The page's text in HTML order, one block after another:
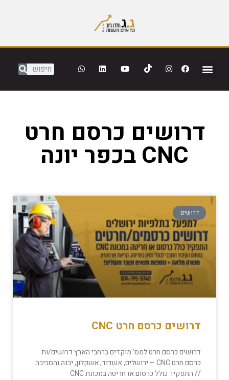
דרושים כרסם חרט
CNC בכפר יונה
דרושים
דרושים כרסם חרט CNC
דרושים כרסם חרט למס’ מוקדים ברחבי הארץ דרושים/ות
כרסם חרט CNC – ירושלים, אשדוד, אשקלון, יבנה והסביבה
// התפקיד כולל כרסום או חריטה במכונת CNC